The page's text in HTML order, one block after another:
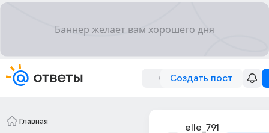
Создать пост
Главная
elle_791